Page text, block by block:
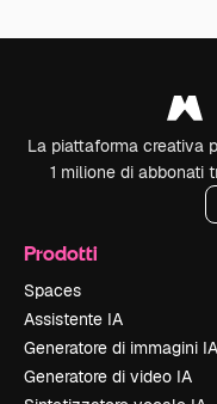
La piattaforma creativa
1 milione di abbonati
Prodotti
Spaces
Assistente IA
Generatore di immagini IA
Generatore di video IA